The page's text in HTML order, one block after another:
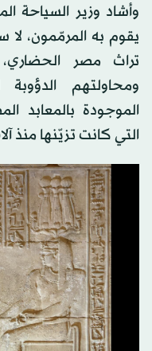
وأشاد وزير السياحة
يقوم به المرمّمون،
تراث مصر
ومحاولتهم
الموجودة بالمعابد
التي كانت تزيّنها منذ